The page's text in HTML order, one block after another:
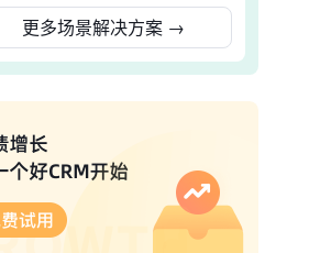
更多场景解决方案 →